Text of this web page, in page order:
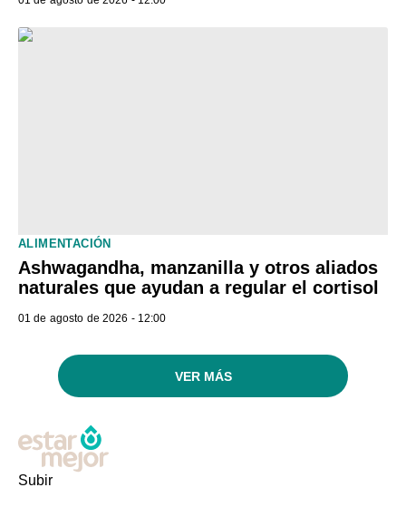
ALIMENTACIÓN
Ashwagandha, manzanilla y otros aliados
naturales que ayudan a regular el cortisol
01 de agosto de 2026 - 12:00
VER MÁS
Subir